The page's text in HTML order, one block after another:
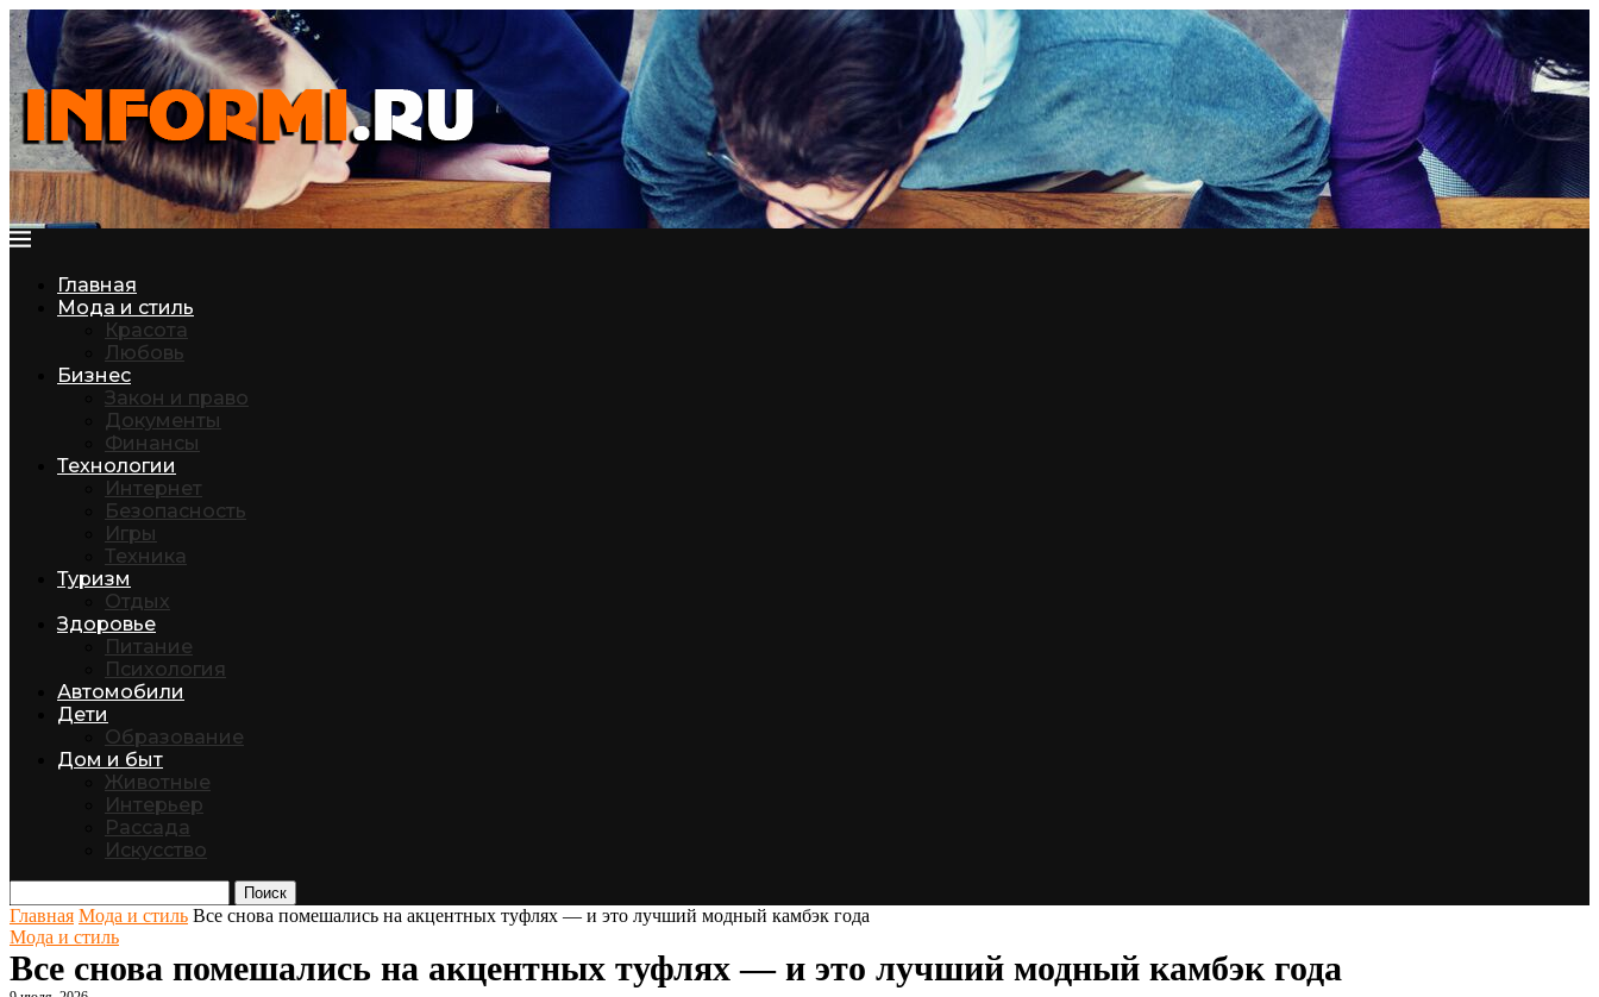
Главная
Мода и стиль
Красота
Любовь
Бизнес
Закон и право
Документы
Финансы
Технологии
Интернет
Безопасность
Игры
Техника
Туризм
Отдых
Здоровье
Питание
Психология
Автомобили
Дети
Образование
Дом и быт
Животные
Интерьер
Рассада
Искусство
Поиск
Главная Мода и стиль Все снова помешались на акцентных туфлях — и это лучший модный камбэк года
Мода и стиль
Все снова помешались на акцентных туфлях — и это лучший модный камбэк года